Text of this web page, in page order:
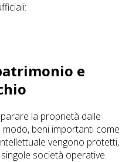
e
la proprietà dalle
beni importanti come
vengono protetti,
società operative.